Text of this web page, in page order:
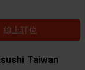
線上訂位
Taiwan